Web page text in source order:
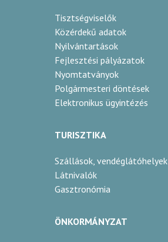
Tisztségviselők
Közérdekű adatok
Nyilvántartások
Fejlesztési pályázatok
Nyomtatványok
Polgármesteri döntések
Elektronikus ügyintézés
TURISZTIKA
Szállások, vendéglátóhelyek
Látnivalók
Gasztronómia
ÖNKORMÁNYZAT